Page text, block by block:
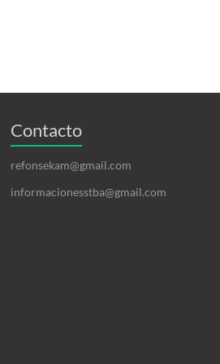
Contacto
refonsekam@gmail.com
informacionesstba@gmail.com